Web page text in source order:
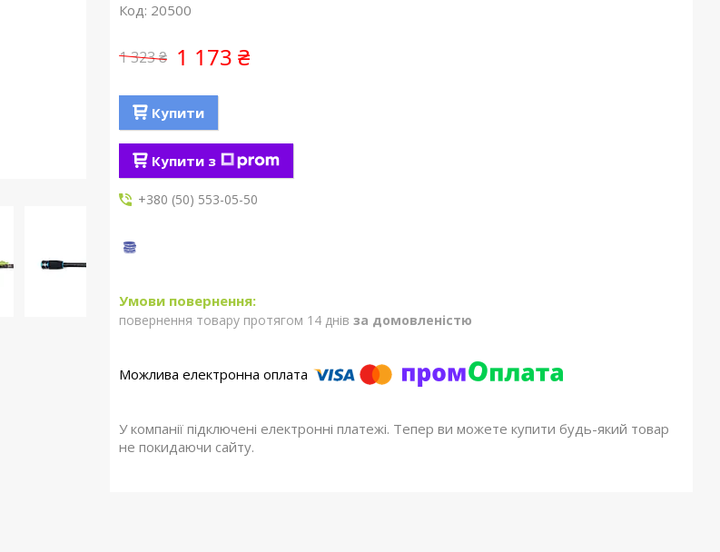
Код: 20500
1 323 ₴ 1 173 ₴
Купити
Купити з
+380 (50) 553-05-50
повернення товару протягом 14 днів за домовленістю
У компанії підключені електронні платежі. Тепер ви можете купити будь-який товар
не покидаючи сайту.